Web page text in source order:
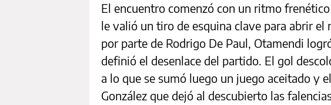
El encuentro comenzó con un ritmo
le valió un tiro de esquina clave para abrir el
por parte de Rodrigo De Paul, Otamendi
definió el desenlace del partido. El gol
a lo que se sumó luego un juego aceitado y
González que dejó al descubierto las